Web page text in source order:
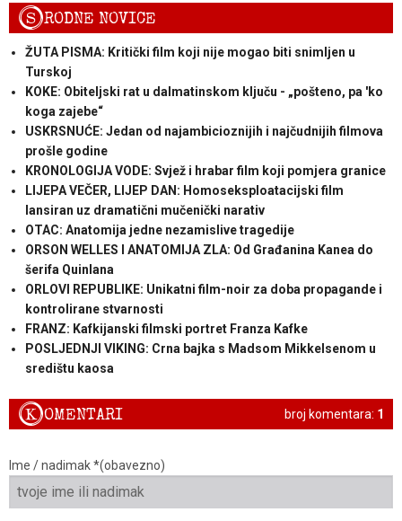
SRODNE NOVICE
ŽUTA PISMA: Kritički film koji nije mogao biti snimljen u
Turskoj
KOKE: Obiteljski rat u dalmatinskom ključu - „pošteno, pa 'ko
koga zajebe“
USKRSNUĆE: Jedan od najambicioznijih i najčudnijih filmova
prošle godine
KRONOLOGIJA VODE: Svjež i hrabar film koji pomjera granice
LIJEPA VEČER, LIJEP DAN: Homoseksploatacijski film
lansiran uz dramatični mučenički narativ
OTAC: Anatomija jedne nezamislive tragedije
ORSON WELLES I ANATOMIJA ZLA: Od Građanina Kanea do
šerifa Quinlana
ORLOVI REPUBLIKE: Unikatni film-noir za doba propagande i
kontrolirane stvarnosti
FRANZ: Kafkijanski filmski portret Franza Kafke
POSLJEDNJI VIKING: Crna bajka s Madsom Mikkelsenom u
središtu kaosa
broj komentara: 1
KOMENTARI
Ime / nadimak *(obavezno)